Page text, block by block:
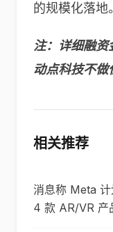
的规模化落地。
注：详细融资
动点科技不做
相关推荐
消息称 Meta
4 款 AR/VR 产